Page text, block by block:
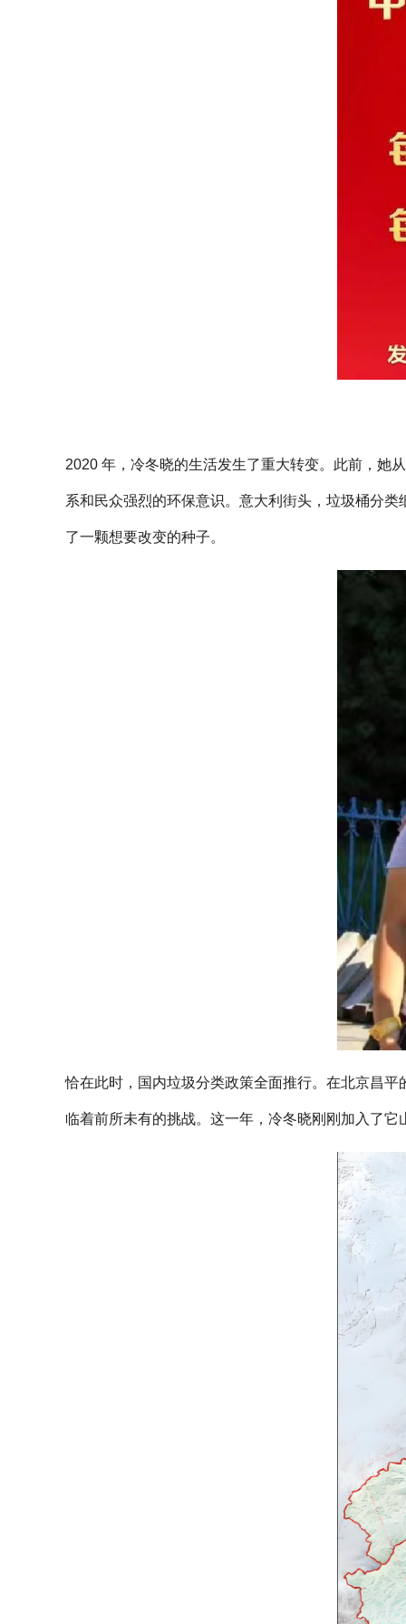
2020 年，冷冬晓的生活发生了重大转变。此前，她
系和民众强烈的环保意识。意大利街头，垃圾桶分
了一颗想要改变的种子。
恰在此时，国内垃圾分类政策全面推行。在北京昌
临着前所未有的挑战。这一年，冷冬晓刚刚加入了